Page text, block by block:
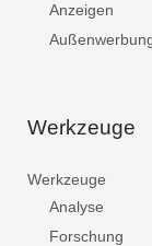
Anzeigen
Werkzeuge
Werkzeuge
Analyse
Forschung